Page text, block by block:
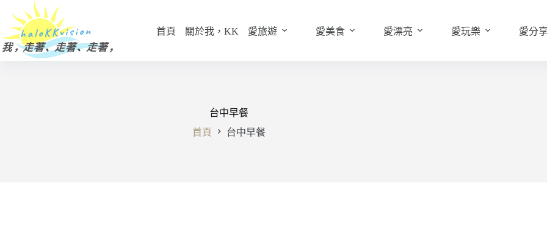
主
要
首頁 關於我，KK 愛旅遊 愛美食 愛漂亮 愛玩樂 愛分
台中早餐
首頁
台中早餐